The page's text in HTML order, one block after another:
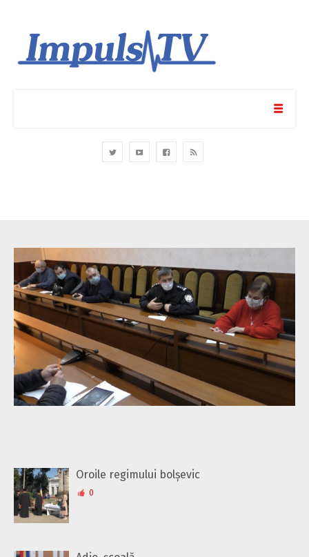
Oroile regimului bolșevic
0